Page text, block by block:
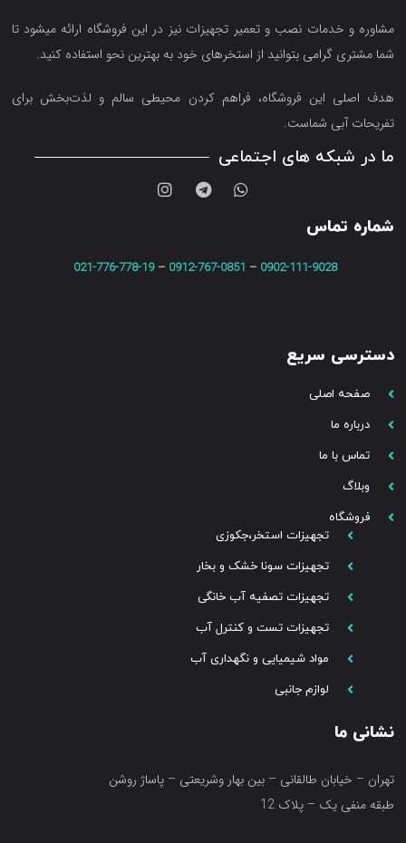
مشاوره و خدمات نصب و تعمیر تجهیزات نیز در این فروشگاه ارائه میشود تا
شما مشتری گرامی بتوانید از استخرهای خود به بهترین نحو استفاده کنید.
هدف اصلی این فروشگاه‌، فراهم کردن محیطی سالم و لذت‌بخش برای
تفریحات آبی شماست.
ما در شبکه های اجتماعی
شماره تماس
0902-111-9028
–
0912-767-0851
–
021-776-778-19
دسترسی سریع
صفحه اصلی
درباره ما
تماس با ما
وبلاگ
فروشگاه
تجهیزات استخر،جکوزی
تجهیزات سونا خشک و بخار
تجهیزات تصفیه آب خانگی
تجهیزات تست و کنترل آب
مواد شیمیایی و نگهداری آب
لوازم جانبی
نشانی ما
تهران – خیابان طالقانی – بین بهار وشریعتی – پاساژ روشن
طبقه منفی یک – پلاک 12